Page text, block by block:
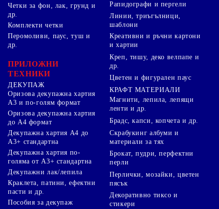
Четки за фон, лак, грунд и
др.
Комплекти четки
Рапидографи и пергели
Линии, триъгълници,
шаблони
Перомоливи, паус, туш и
др.
ПРИЛОЖНИ
ТЕХНИКИ
ДЕКУПАЖ
Оризова декупажна хартия
А3 и по-голям формат
Оризова декупажна хартия
до А4 формат
Декупажна хартия А4 до
А3+ стандартна
Декупажна хартия по-
голяма от А3+ стандартна
Декупажни лак/лепила
Краклета, патини, ефектни
пасти и др.
Пособия за декупаж
Креативни и ръчни картони
и хартии
Креп, тишу, деко велпапе и
др.
Цветен и фигурален паус
КРАФТ МАТЕРИАЛИ
Магнити, лепила, лепящи
ленти и др.
Брадс, капси, копчета и др.
Скрабукинг албуми и
материали за тях
Брокат, пудри, перфектни
перли
Перлички, мозайки, цветен
пясък
Декоративно тиксо и
стикери